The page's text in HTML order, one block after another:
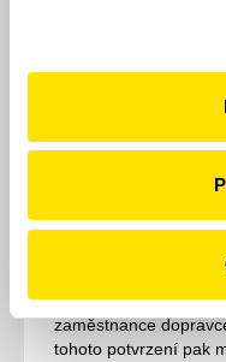
IDOS prodává
dopravce České
zmiňovaný kalkulátor
Naší cesty se
Pokud se cesty
zaměstnance
tohoto potvrzení pak